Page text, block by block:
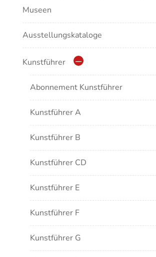
Antike/Mittelalter
Renaissance/Barock/19. Jahrhundert
Moderne/Gegenwartskunst
Übergreifende Darstellungen
Museen
Ausstellungskataloge
Kunstführer
Abonnement Kunstführer
Kunstführer A
Kunstführer B
Kunstführer CD
Kunstführer E
Kunstführer F
Kunstführer G